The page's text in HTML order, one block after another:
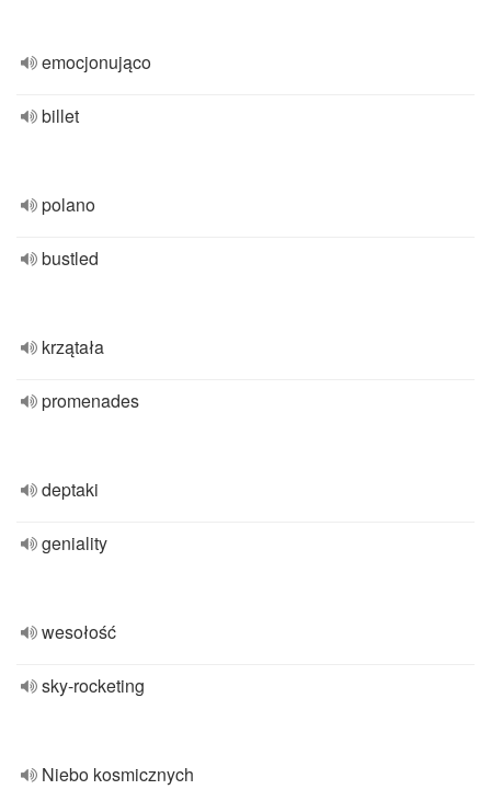
emocjonująco
billet
polano
bustled
krzątała
promenades
deptaki
geniality
wesołość
sky-rocketing
Niebo kosmicznych